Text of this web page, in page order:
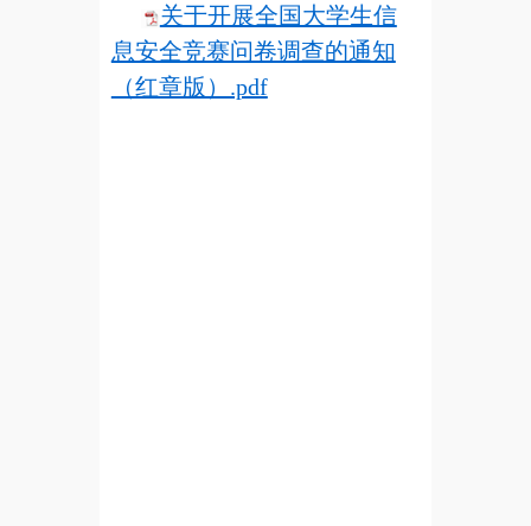
关于开展全国大学生信
息安全竞赛问卷调查的通知
（红章版）.pdf